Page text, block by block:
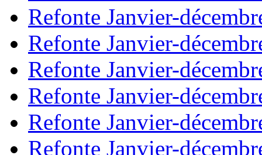
Refonte Janvier-
Refonte Janvier-
Refonte Janvier-
Refonte Janvier-
Refonte Janvier-
Refonte Janvier-